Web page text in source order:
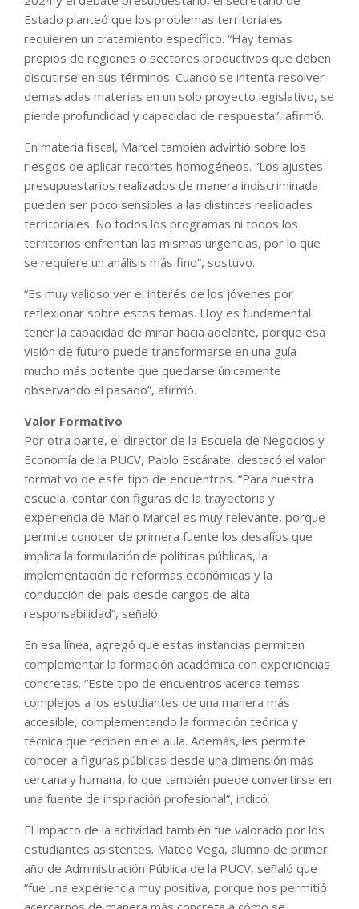
Estado planteó que los problemas territoriales
requieren un tratamiento específico. “Hay temas
propios de regiones o sectores productivos que deben
discutirse en sus términos. Cuando se intenta resolver
demasiadas materias en un solo proyecto legislativo, se
pierde profundidad y capacidad de respuesta”, afirmó.
En materia fiscal, Marcel también advirtió sobre los
riesgos de aplicar recortes homogéneos. “Los ajustes
presupuestarios realizados de manera indiscriminada
pueden ser poco sensibles a las distintas realidades
territoriales. No todos los programas ni todos los
territorios enfrentan las mismas urgencias, por lo que
se requiere un análisis más fino”, sostuvo.
“Es muy valioso ver el interés de los jóvenes por
reflexionar sobre estos temas. Hoy es fundamental
tener la capacidad de mirar hacia adelante, porque esa
visión de futuro puede transformarse en una guía
mucho más potente que quedarse únicamente
observando el pasado”, afirmó.
Valor Formativo
Por otra parte, el director de la Escuela de Negocios y
Economía de la PUCV, Pablo Escárate, destacó el valor
formativo de este tipo de encuentros. “Para nuestra
escuela, contar con figuras de la trayectoria y
experiencia de Mario Marcel es muy relevante, porque
permite conocer de primera fuente los desafíos que
implica la formulación de políticas públicas, la
implementación de reformas económicas y la
conducción del país desde cargos de alta
responsabilidad”, señaló.
En esa línea, agregó que estas instancias permiten
complementar la formación académica con experiencias
concretas. “Este tipo de encuentros acerca temas
complejos a los estudiantes de una manera más
accesible, complementando la formación teórica y
técnica que reciben en el aula. Además, les permite
conocer a figuras públicas desde una dimensión más
cercana y humana, lo que también puede convertirse en
una fuente de inspiración profesional”, indicó.
El impacto de la actividad también fue valorado por los
estudiantes asistentes. Mateo Vega, alumno de primer
año de Administración Pública de la PUCV, señaló que
“fue una experiencia muy positiva, porque nos permitió